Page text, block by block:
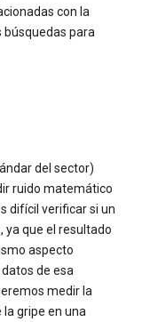
con la
búsquedas para
del sector)
ruido matemático
difícil verificar si un
ya que el resultado
aspecto
de esa
medir la
gripe en una